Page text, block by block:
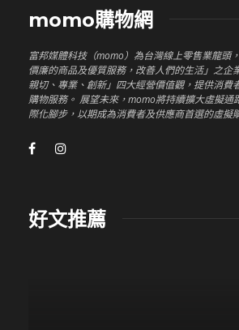
momo購物網
富邦媒體科技（momo）為台灣線上零售業龍頭
價廉的商品及優質服務，改善人們的生活」之企
親切、專業、創新」四大經營價值觀，提供消費
購物服務。 展望未來，momo將持續擴大虛擬通
際化腳步，以期成為消費者及供應商首選的虛擬
好文推薦